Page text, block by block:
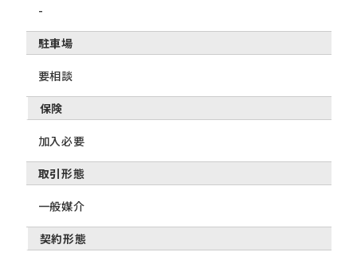
-
駐車場
要相談
保険
加入必要
取引形態
一般媒介
契約形態